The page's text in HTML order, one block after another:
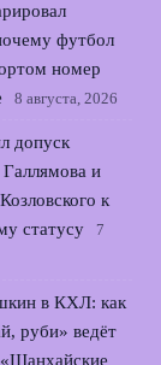
футбол
номер
8 августа, 2026
допуск
и
к
статусу
7
в КХЛ: как
руби» ведёт